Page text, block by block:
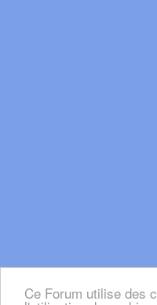
Ce Forum utilise des